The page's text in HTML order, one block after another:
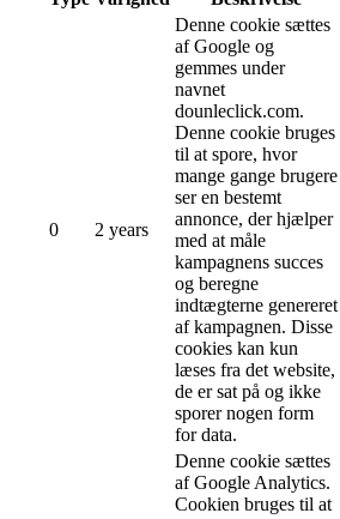
0 2 years
Denne cookie sættes
af Google og
gemmes under
navnet
dounleclick.com.
Denne cookie bruges
til at spore, hvor
mange gange brugere
ser en bestemt
annonce, der hjælper
med at måle
kampagnens succes
og beregne
indtægterne genereret
af kampagnen. Disse
cookies kan kun
læses fra det website,
de er sat på og ikke
sporer nogen form
for data.
Denne cookie sættes
af Google Analytics.
Cookien bruges til at